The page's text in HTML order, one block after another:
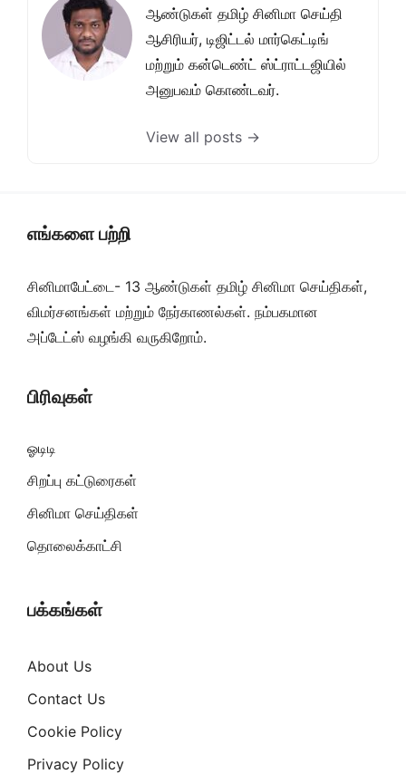
ஆண்டுகள் தமிழ் சினிமா செய்தி
ஆசிரியர், டிஜிட்டல் மார்கெட்டிங்
மற்றும் கன்டெண்ட் ஸ்ட்ராட்டஜியில்
அனுபவம் கொண்டவர்.
View all posts →
எங்களை பற்றி
சினிமாபேட்டை- 13 ஆண்டுகள் தமிழ் சினிமா செய்திகள்,
விமர்சனங்கள் மற்றும் நேர்காணல்கள். நம்பகமான
அப்டேட்ஸ் வழங்கி வருகிறோம்.
பிரிவுகள்
ஓடிடி
சிறப்பு கட்டுரைகள்
சினிமா செய்திகள்
தொலைக்காட்சி
பக்கங்கள்
About Us
Contact Us
Cookie Policy
Privacy Policy